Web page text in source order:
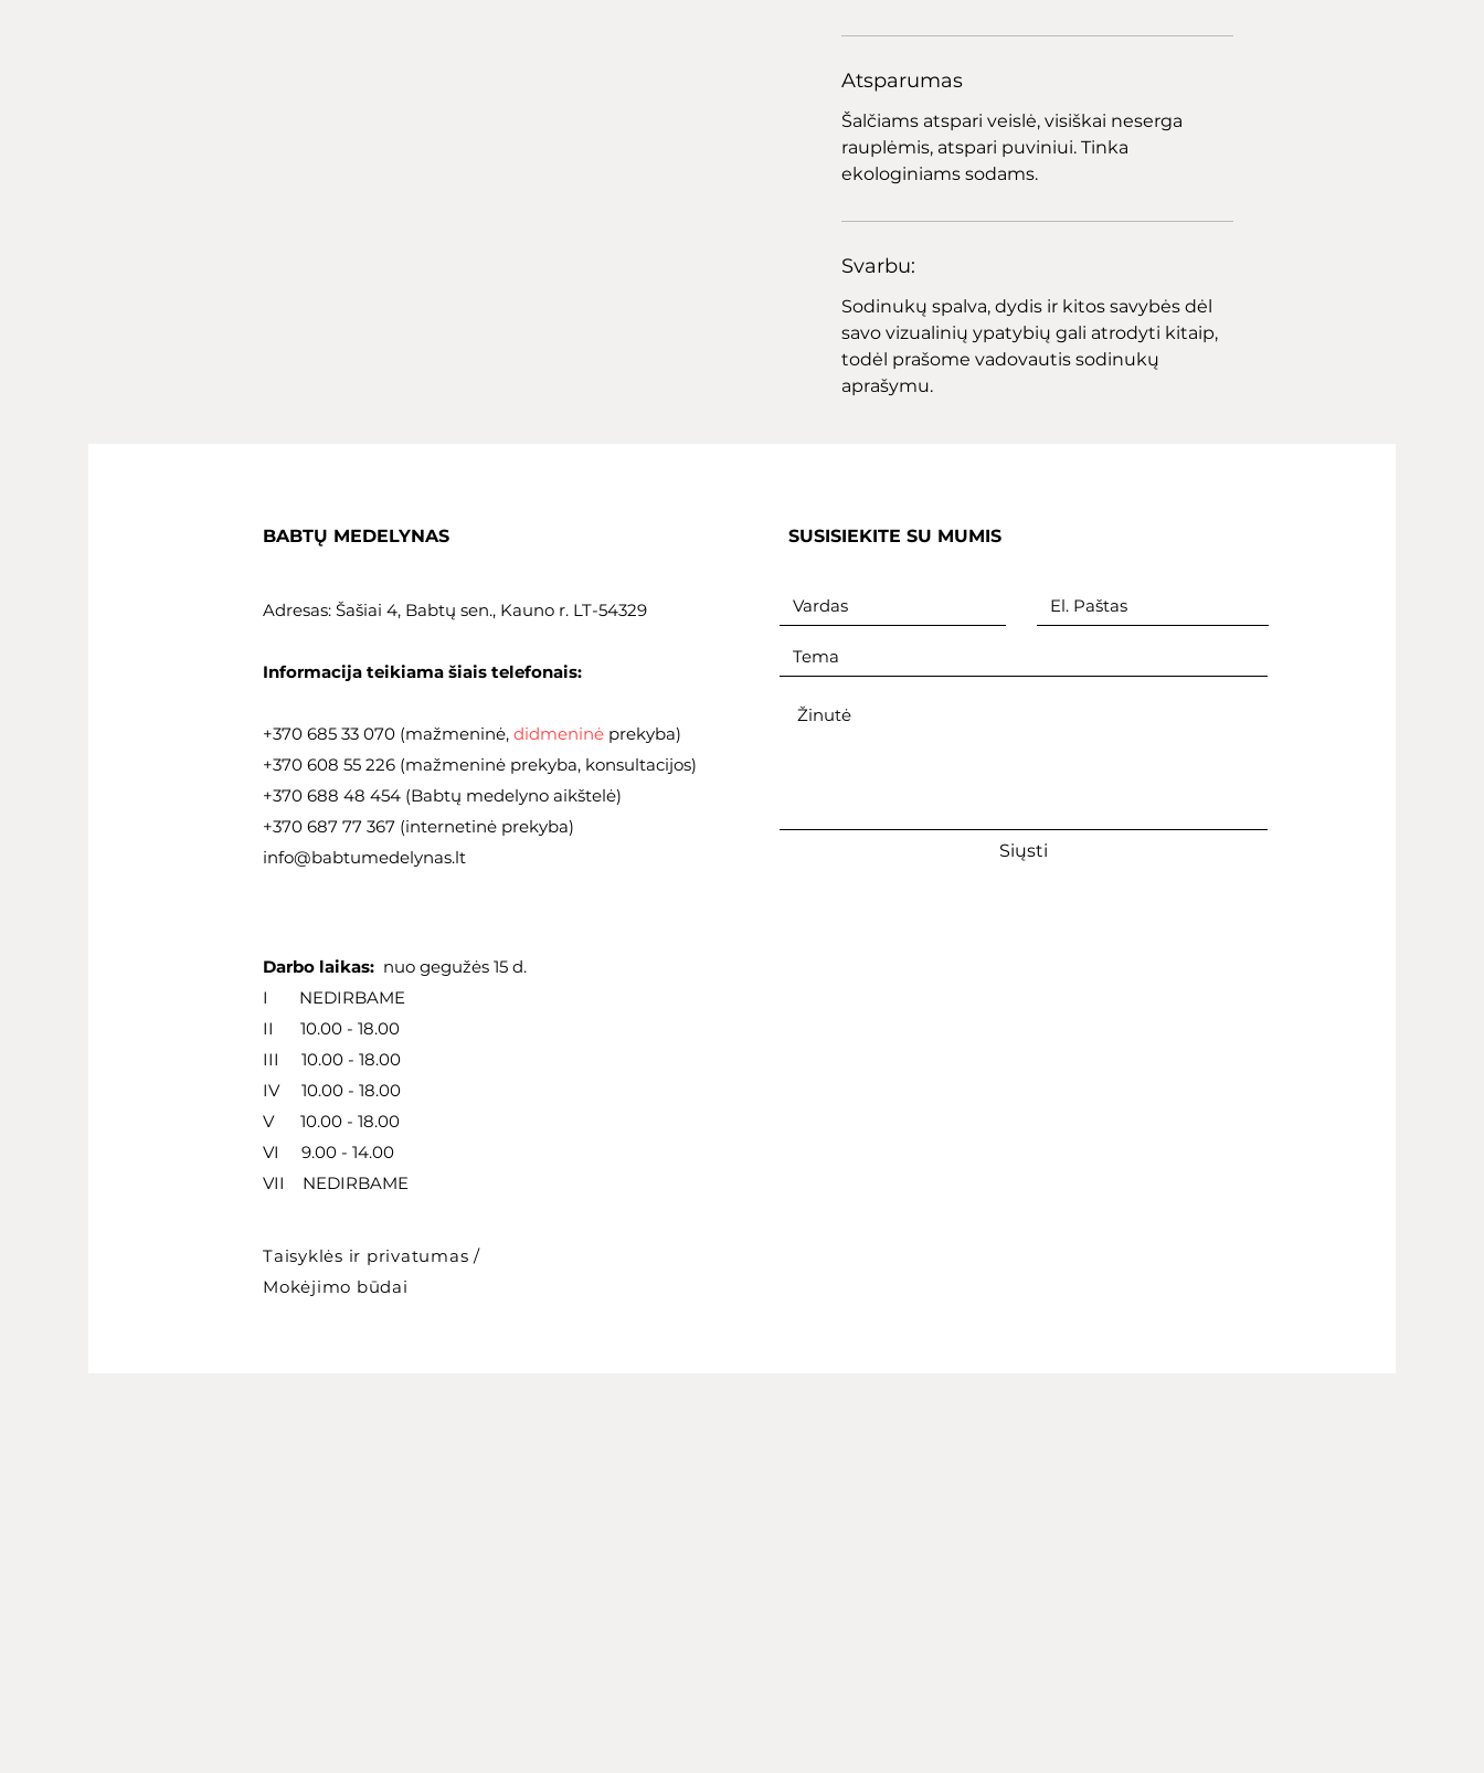
Atsparumas
Šalčiams atspari veislė, visiškai neserga
rauplėmis, atspari puviniui. Tinka
ekologiniams sodams.
Svarbu:
Sodinukų spalva, dydis ir kitos savybės dėl
savo vizualinių ypatybių gali atrodyti kitaip,
todėl prašome vadovautis sodinukų
aprašymu.
BABTŲ MEDELYNAS SUSISIEKITE SU MUMIS
Adresas: Šašiai 4, Babtų sen., Kauno r. LT-54329
Informacija teikiama šiais telefonais:
+370 685 33 070 (mažmeninė, didmeninė prekyba)
+370 608 55 226 (mažmeninė prekyba, konsultacijos)
+370 688 48 454 (Babtų medelyno aikštelė)
+370 687 77 367 (internetinė prekyba)
info@babtumedelynas.lt
Siųsti
Darbo laikas: nuo gegužės 15 d.
I NEDIRBAME
II 10.00 - 18.00
III 10.00 - 18.00
IV 10.00 - 18.00
V 10.00 - 18.00
VI 9.00 - 14.00
VII NEDIRBAME
Taisyklės ir privatumas /
Mokėjimo būdai